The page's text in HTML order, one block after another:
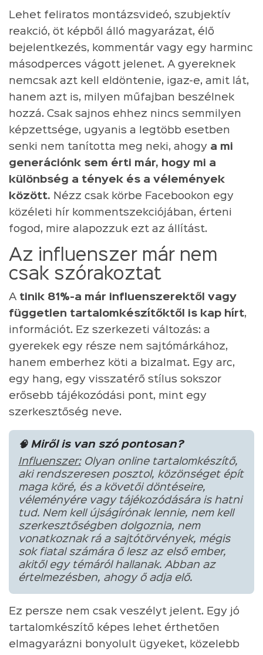
Lehet feliratos montázsvideó, szubjektív
reakció, öt képből álló magyarázat, élő
bejelentkezés, kommentár vagy egy harminc
másodperces vágott jelenet. A gyereknek
nemcsak azt kell eldöntenie, igaz-e, amit lát,
hanem azt is, milyen műfajban beszélnek
hozzá. Csak sajnos ehhez nincs semmilyen
képzettsége, ugyanis a legtöbb esetben
senki nem tanította meg neki, ahogy a mi
generációnk sem érti már, hogy mi a
különbség a tények és a vélemények
között. Nézz csak körbe Facebookon egy
közéleti hír kommentszekciójában, érteni
fogod, mire alapozzuk ezt az állítást.
Az influenszer már nem
csak szórakoztat
A tinik 81%-a már influenszerektől vagy
független tartalomkészítőktől is kap hírt,
információt. Ez szerkezeti változás: a
gyerekek egy része nem sajtómárkához,
hanem emberhez köti a bizalmat. Egy arc,
egy hang, egy visszatérő stílus sokszor
erősebb tájékozódási pont, mint egy
szerkesztőség neve.
🧠 Miről is van szó pontosan?
Influenszer:Olyan online tartalomkészítő,
aki rendszeresen posztol, közönséget épít
maga köré, és a követői döntéseire,
véleményére vagy tájékozódására is hatni
tud. Nem kell újságírónak lennie, nem kell
szerkesztőségben dolgoznia, nem
vonatkoznak rá a sajtótörvények, mégis
sok fiatal számára ő lesz az első ember,
akitől egy témáról hallanak. Abban az
értelmezésben, ahogy ő adja elő.
Ez persze nem csak veszélyt jelent. Egy jó
tartalomkészítő képes lehet érthetően
elmagyarázni bonyolult ügyeket, közelebb